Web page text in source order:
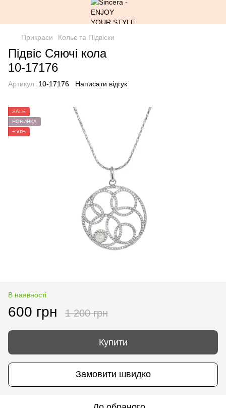
Прикраси Кольє та Підвіски
Підвіс Сяючі кола
10-17176
Артикул: 10-17176 Написати відгук
SALE
НОВИНКА
−50%
В наявності
600 грн 1 200 грн
Купити
Замовити швидко